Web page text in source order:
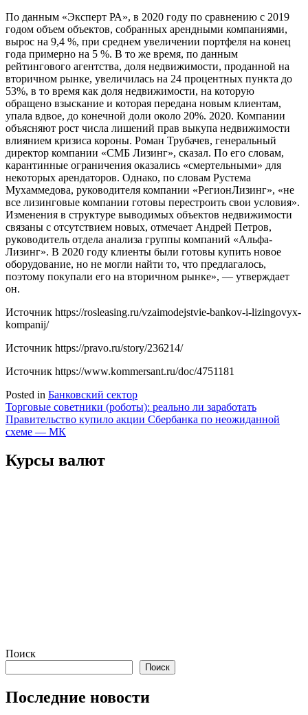
По данным «Эксперт РА», в 2020 году по сравнению с 2019
годом объем объектов, собранных арендными компаниями,
вырос на 9,4 %, при среднем увеличении портфеля на конец
года примерно на 5 %. В то же время, по данным
рейтингового агентства, доля недвижимости, проданной на
вторичном рынке, увеличилась на 24 процентных пункта до
53%, в то время как доля недвижимости, на которую
обращено взыскание и которая передана новым клиентам,
упала вдвое, до конечной доли около 20%. 2020. Компании
объясняют рост числа лишений прав выкупа недвижимости
влиянием кризиса короны. Роман Трубачев, генеральный
директор компании «СМБ Лизинг», сказал. По его словам,
карантинные ограничения оказались «смертельными» для
некоторых арендаторов. Однако, по словам Рустема
Мухаммедова, руководителя компании «РегионЛизинг», «не
все лизинговые компании готовы перестроить свои условия».
Изменения в структуре выводимых объектов недвижимости
связаны с отсутствием новых, отмечает Андрей Петров,
руководитель отдела анализа группы компаний «Альфа-
Лизинг». В 2020 году клиенты были готовы купить новое
оборудование, но не могли найти то, что предлагалось,
поэтому покупали его на вторичном рынке», — утверждает
он.
Источник https://rosleasing.ru/vzaimodejstvie-bankov-i-lizingovyx-
kompanij/
Источник https://pravo.ru/story/236214/
Источник https://www.kommersant.ru/doc/4751181
Posted in Банковский сектор
Навигация
по
Торговые советники (роботы): реально ли заработать
Правительство купило акции Сбербанка по неожиданной
схеме — МК
Курсы валют
Поиск
Поиск
Последние новости